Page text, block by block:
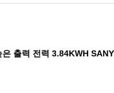
출력 전력 3.84KWH